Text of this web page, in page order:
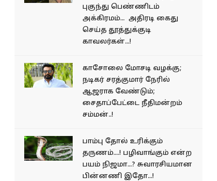
புகுந்து பெண்ணிடம்
அக்கிரமம்... அதிரடி கைது
செய்த தூத்துக்குடி
காவலர்கள்...!
காசோலை மோசடி வழக்கு;
நடிகர் சரத்குமார் நேரில்
ஆஜராக வேண்டும்;
சைதாப்பேட்டை நீதிமன்றம்
சம்மன்..!
பாம்பு தோல் உரிக்கும்
தருணம்....! பழிவாங்கும் என்ற
பயம் நிஜமா...? சுவாரசியமான
பின்னணி இதோ...!